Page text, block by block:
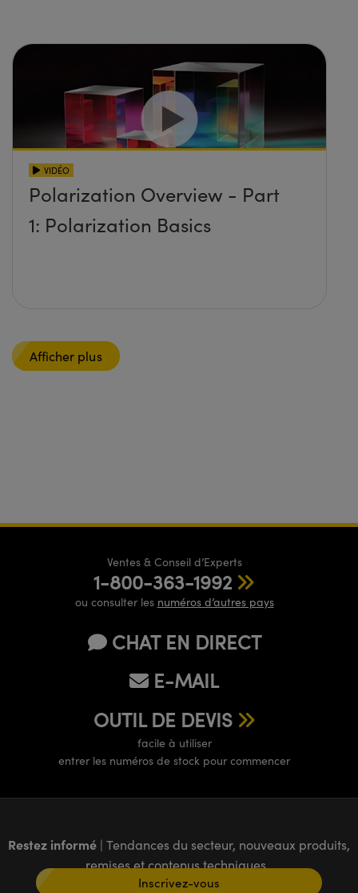
VIDÉO
Polarization Overview - Part
1: Polarization Basics
Afficher plus
Ventes & Conseil d’Experts
1-800-363-1992
ou consulter les numéros d’autres pays
CHAT EN DIRECT
E-MAIL
OUTIL DE DEVIS
facile à utiliser
entrer les numéros de stock pour commencer
Restez informé | Tendances du secteur, nouveaux produits,
remises et contenus techniques
Inscrivez-vous